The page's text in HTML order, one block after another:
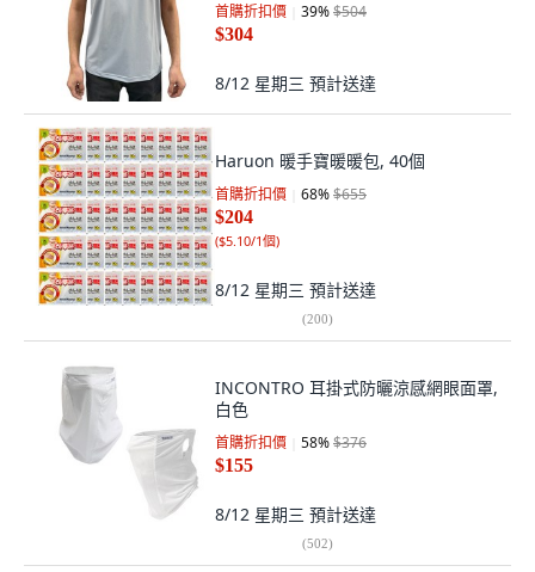
首購折扣價 39%$504
$304
8/12 星期三 預計送達
Haruon 暖手寶暖暖包, 40個
首購折扣價 68%$655
$204
($5.10/1個)
8/12 星期三 預計送達
(200)
INCONTRO 耳掛式防曬涼感網眼面罩,
白色
首購折扣價 58%$376
$155
8/12 星期三 預計送達
(502)